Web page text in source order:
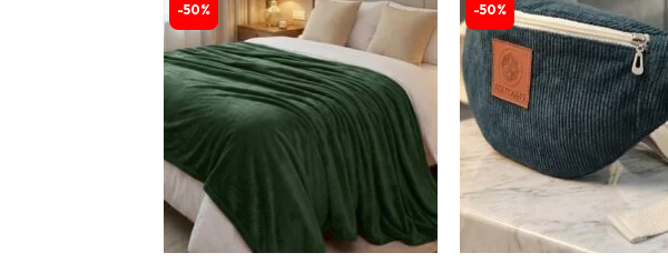
-50%
Ajouter
liste
d’envies
-50%